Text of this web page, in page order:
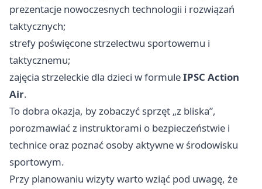
prezentacje nowoczesnych technologii i rozwiązań
taktycznych;
strefy poświęcone strzelectwu sportowemu i
taktycznemu;
zajęcia strzeleckie dla dzieci w formuleIPSC Action
Air.
To dobra okazja, by zobaczyć sprzęt „z bliska”,
porozmawiać z instruktorami o bezpieczeństwie i
technice oraz poznać osoby aktywne w środowisku
sportowym.
Przy planowaniu wizyty warto wziąć pod uwagę, że